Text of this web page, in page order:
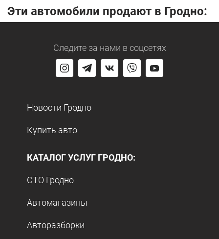
Эти автомобили продают в Гродно:
Следите за нами в соцсетях
Новости Гродно
Купить авто
КАТАЛОГ УСЛУГ ГРОДНО:
СТО Гродно
Автомагазины
Авторазборки